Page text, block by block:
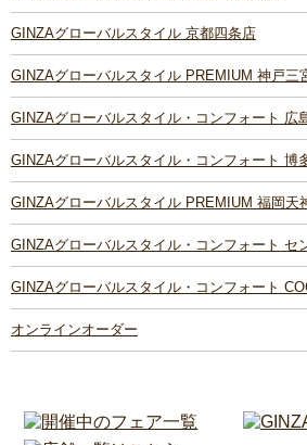
GINZAグローバルスタイル 京都四条店
GINZAグローバルスタイル PREMIUM 神戸三
GINZAグローバルスタイル・コンフォート 広
GINZAグローバルスタイル・コンフォート 博
GINZAグローバルスタイル PREMIUM 福岡天
GINZAグローバルスタイル・コンフォート セ
GINZAグローバルスタイル・コンフォート
オンラインオーダー